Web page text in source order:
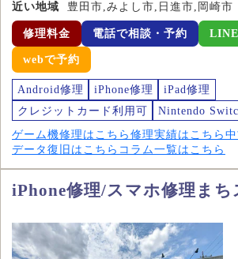
近い地域
豊田市,みよし市,日進市,岡崎市
修理料金 電話で相談・予約
webで予約
Android修理 iPhone修理
iPad修理
クレジットカード利用可
Nintendo
ゲーム機修理はこちら 修理実績はこちら
データ復旧はこちら コラム一覧はこちら
iPhone修理/スマホ修理まち